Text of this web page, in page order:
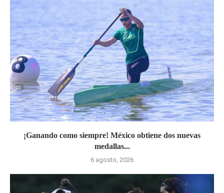
¡Ganando como siempre! México obtiene dos nuevas
medallas...
6 agosto, 2026